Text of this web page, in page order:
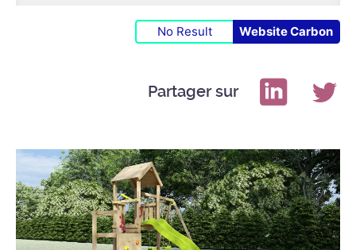
No Result Website Carbon
Partager sur